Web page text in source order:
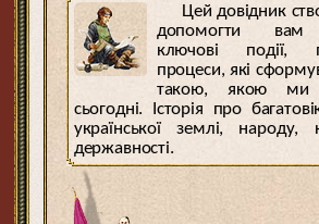
Цей довідник
допомогти вам
ключові події,
процеси, які
такою, якою ми
сьогодні. Історія про
української землі, народу,
державності.